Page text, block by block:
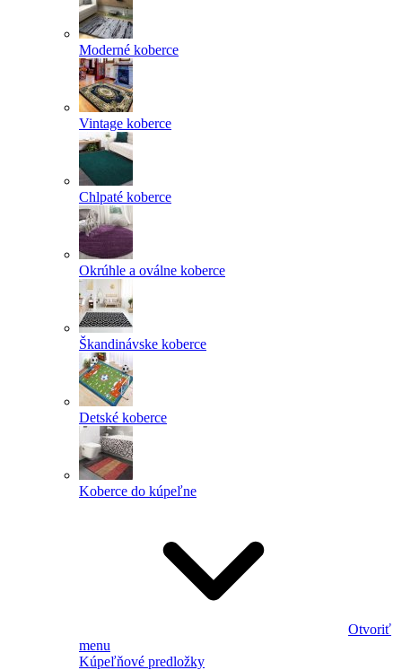
Moderné koberce
Vintage koberce
Chlpaté koberce
Okrúhle a oválne koberce
Škandinávske koberce
Detské koberce
Koberce do kúpeľne
Otvoriť
menu
Kúpeľňové predložky